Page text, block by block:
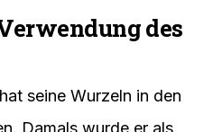
des
hat seine Wurzeln in den
Damals wurde er als